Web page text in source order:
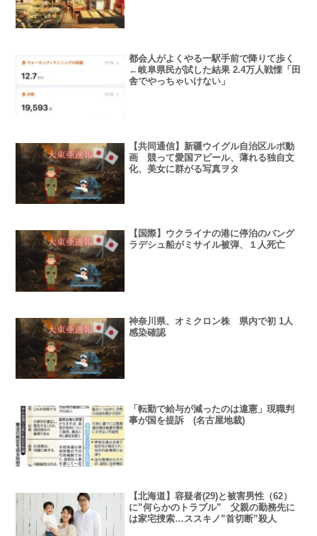
都会人がよくやる一駅手前で降りて歩く
←岐阜県民が試した結果 2.4万人戦慄「田
舎でやっちゃいけない」
【共同通信】新疆ウイグル自治区ルポ動
画 競って愛国アピール、薄れる独自文
化、美女に群がる写真ヲタ
【国際】ウクライナの港に停泊のバング
ラデシュ船がミサイル被弾、１人死亡
神奈川県、オミクロン株 県内で初 1人
感染確認
「転勤で給与が減ったのは違憲」現職判
事が国を提訴 (名古屋地裁)
【北海道】容疑者(29)と被害男性（62）
に”何らかのトラブル” 父親の勤務先に
は家宅捜索…ススキノ”首切断”殺人